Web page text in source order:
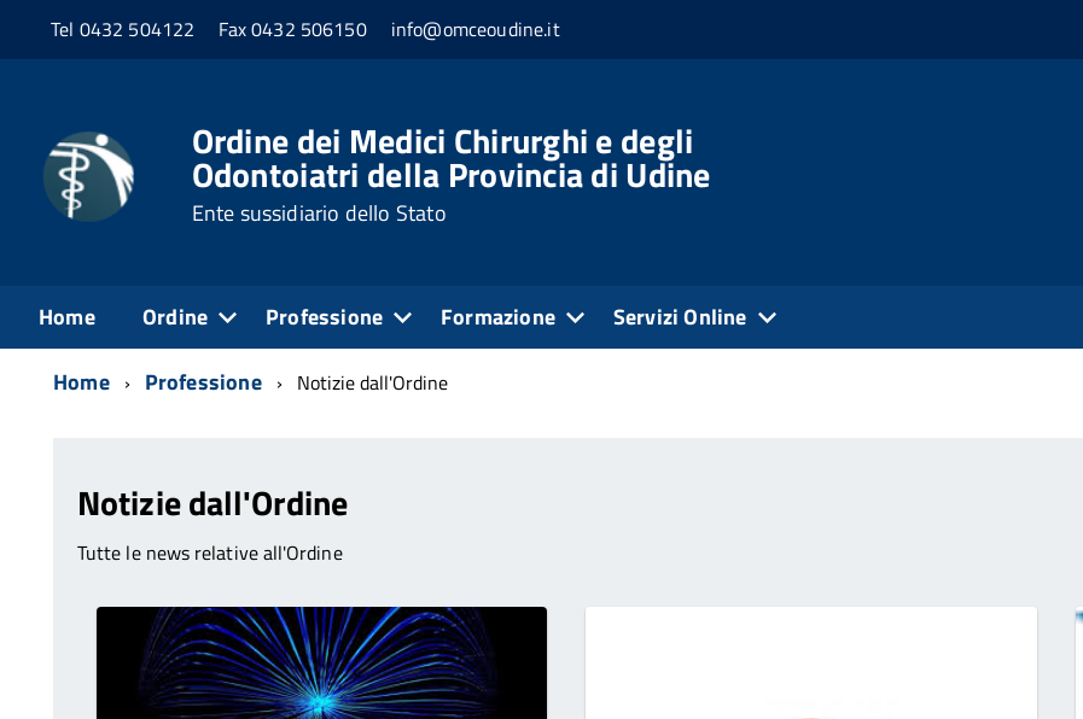
Tel 0432 504122 Fax 0432 506150 info@omceoudine.it
Ordine dei Medici Chirurghi e degli
Odontoiatri della Provincia di Udine
Ente sussidiario dello Stato
Home Ordine Professione Formazione Servizi Online
Home Professione Notizie dall'Ordine
Notizie dall'Ordine
Tutte le news relative all'Ordine